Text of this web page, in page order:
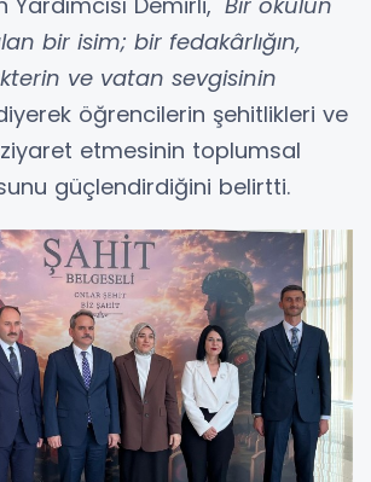
bir isim; bir fedakârlığın,
ve vatan sevgisinin
öğrencilerin şehitlikleri ve
etmesinin toplumsal
güçlendirdiğini belirtti.